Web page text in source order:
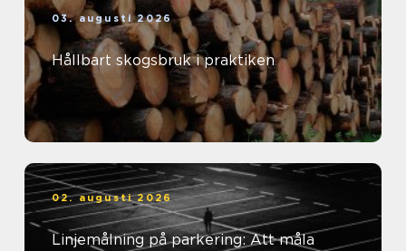
03. augusti 2026
Hållbart skogsbruk i praktiken
02. augusti 2026
Linjemålning på parkering: Att måla